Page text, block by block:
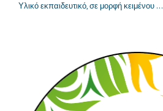
Υλικό εκπαιδευτικό, σε μορφή κειμένου …